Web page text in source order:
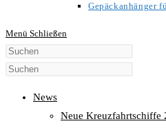
Gepäckanhänger
Menü Schließen
Diese
Website
News
Neue Kreuzfahrtschiffe